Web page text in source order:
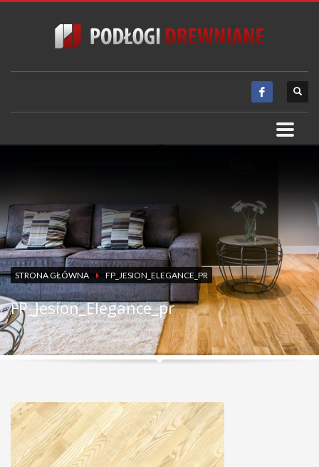
STRONA GŁÓWNA FP_JESION_ELEGANCE_PR
FP_Jesion_Elegance_pr